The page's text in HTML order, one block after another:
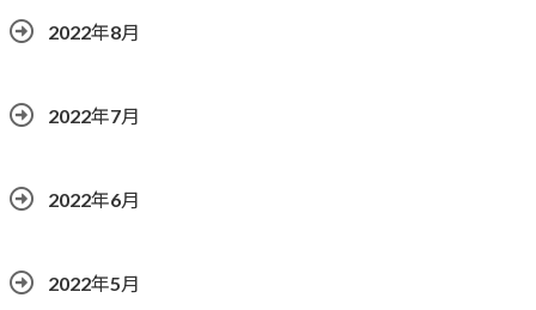
2022年8月
2022年7月
2022年6月
2022年5月